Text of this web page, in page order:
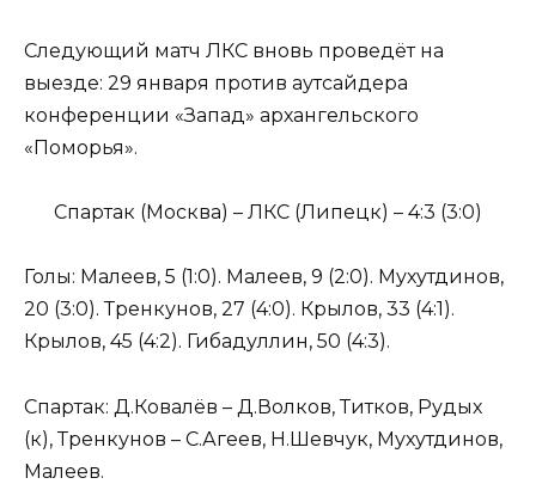
Следующий матч ЛКС вновь проведёт на
выезде: 29 января против аутсайдера
конференции «Запад» архангельского
«Поморья».
Спартак (Москва) – ЛКС (Липецк) – 4:3 (3:0)
Голы: Малеев, 5 (1:0). Малеев, 9 (2:0). Мухутдинов,
20 (3:0). Тренкунов, 27 (4:0). Крылов, 33 (4:1).
Крылов, 45 (4:2). Гибадуллин, 50 (4:3).
Спартак: Д.Ковалёв – Д.Волков, Титков, Рудых
(к), Тренкунов – С.Агеев, Н.Шевчук, Мухутдинов,
Малеев.